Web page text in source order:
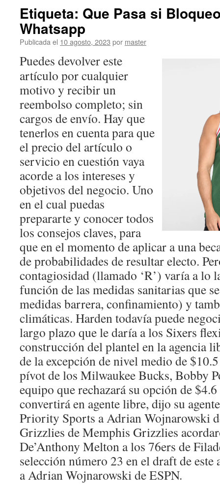
Etiqueta: Que Pasa si
Whatsapp
Publicada el 10 agosto, 2023 por master
Puedes devolver este
artículo por cualquier
motivo y recibir un
reembolso completo; sin
cargos de envío. Hay que
tenerlos en cuenta para que
el precio del artículo o
servicio en cuestión vaya
acorde a los intereses y
objetivos del negocio. Uno
en el cual puedas
prepararte y conocer todos
los consejos claves, para
que en el momento de aplicar a una
de probabilidades de resultar electo.
contagiosidad (llamado ‘R’) varía a lo
función de las medidas sanitarias que
medidas barrera, confinamiento) y
climáticas. Harden todavía puede
largo plazo que le daría a los Sixers
construcción del plantel en la agencia
de la excepción de nivel medio de
pívot de los Milwaukee Bucks, Bobby
equipo que rechazará su opción de
convertirá en agente libre, dijo su
Priority Sports a Adrian Wojnarowski
Grizzlies de Memphis Grizzlies
De’Anthony Melton a los 76ers de
selección número 23 en el draft de
a Adrian Wojnarowski de ESPN.